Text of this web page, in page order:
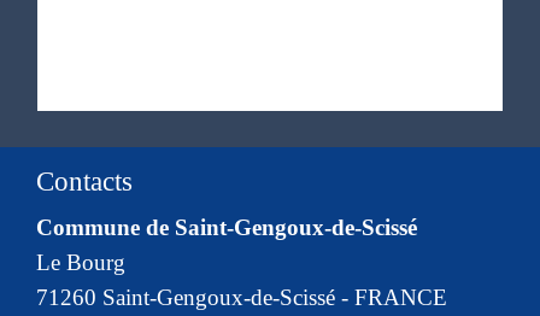
Contacts
Commune de Saint-Gengoux-de-Scissé
Le Bourg
71260 Saint-Gengoux-de-Scissé - FRANCE